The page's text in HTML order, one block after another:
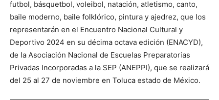
futbol, básquetbol, voleibol, natación, atletismo, canto,
baile moderno, baile folklórico, pintura y ajedrez, que los
representarán en el Encuentro Nacional Cultural y
Deportivo 2024 en su décima octava edición (ENACYD),
de la Asociación Nacional de Escuelas Preparatorias
Privadas Incorporadas a la SEP (ANEPPI), que se realizará
del 25 al 27 de noviembre en Toluca estado de México.